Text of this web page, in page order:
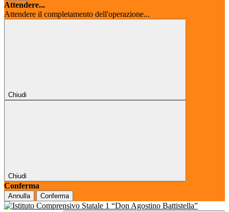
Attendere...
Attendere il completamento dell'operazione...
Chiudi
Chiudi
Conferma
Annulla Conferma